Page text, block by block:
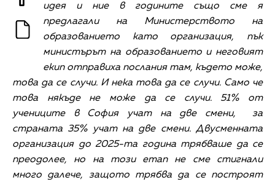
идея и ние в годините също сме я
предлагали на Министерството на
образованието като организация, пък
министърът на образованието и неговият
екип отправиха послания там, където може,
това да се случи. И нека това да се случи. Само че
това някъде не може да се случи. 51% от
учениците в София учат на две смени, за
страната 35% учат на две смени. Двусменната
организация до 2025-та година трябваше да се
преодолее, но на този етап не сме стигнали
много далече, защото трябва да се построят